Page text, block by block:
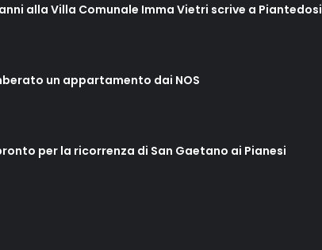
alla Villa Comunale Imma Vietri scrive a Piantedosi
un appartamento dai NOS
per la ricorrenza di San Gaetano ai Pianesi